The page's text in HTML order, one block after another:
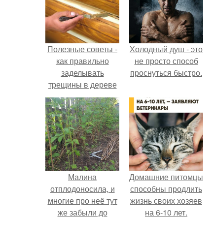
Полезные советы -
как правильно
заделывать
трещины в дереве
и конопатить сруб.
Холодный душ - это
не просто способ
проснуться быстро.
Малина
отплодоносила, и
многие про неё тут
же забыли до
Домашние питомцы
способны продлить
жизнь своих хозяев
на 6-10 лет.